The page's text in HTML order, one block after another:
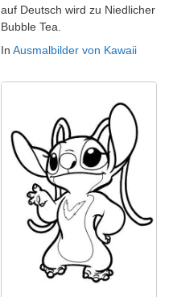
auf Deutsch wird zu Niedlicher
Bubble Tea.
In Ausmalbilder von Kawaii